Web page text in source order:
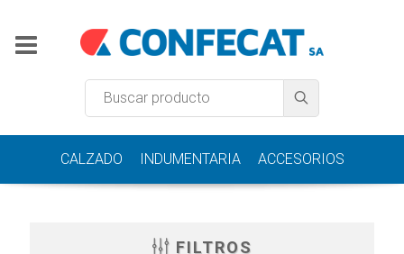
CALZADO INDUMENTARIA ACCESORIOS
FILTROS